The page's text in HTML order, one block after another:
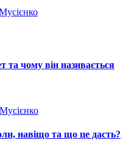
та чому він називається
навіщо та що це даcть?